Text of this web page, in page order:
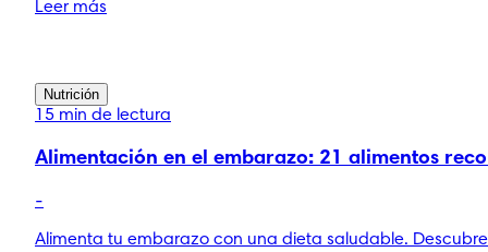
Leer más
Nutrición
15 min de lectura
Alimentación en el embarazo: 21 alimentos
-
Alimenta tu embarazo con una dieta saludable.